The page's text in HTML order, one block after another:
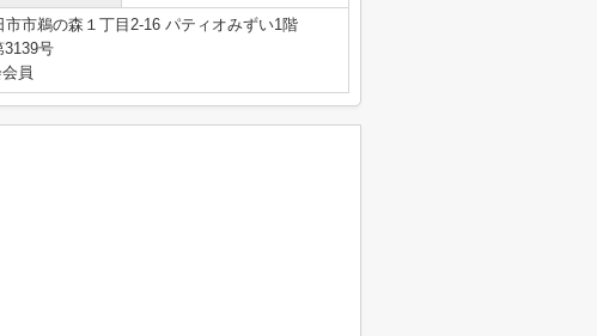
市市鵜の森１丁目2-16 パティオみずい1階
3139号
員